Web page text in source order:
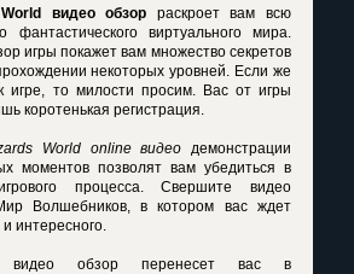
видео обзор раскроет вам всю
фантастического виртуального мира.
игры покажет вам множество секретов
некоторых уровней. Если же
игре, то милости просим. Вас от игры
коротенькая регистрация.
World online видео демонстрации
моментов позволят вам убедиться в
процесса. Свершите видео
Волшебников, в котором вас ждет
интересного.
видео обзор перенесет вас в